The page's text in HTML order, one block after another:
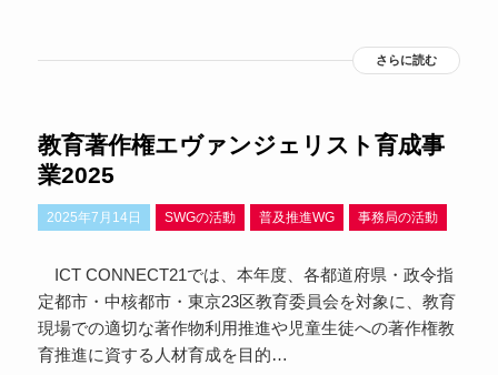
さらに読む
教育著作権エヴァンジェリスト育成事
業2025
2025年7月14日 SWGの活動 普及推進WG 事務局の活動
ICT CONNECT21では、本年度、各都道府県・政令指
定都市・中核都市・東京23区教育委員会を対象に、教育
現場での適切な著作物利用推進や児童生徒への著作権教
育推進に資する人材育成を目的…